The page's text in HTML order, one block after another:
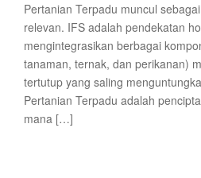
Pertanian Terpadu muncul
relevan. IFS adalah pendekatan
mengintegrasikan berbagai
tanaman, ternak, dan perikanan)
tertutup yang saling
Pertanian Terpadu adalah
mana […]